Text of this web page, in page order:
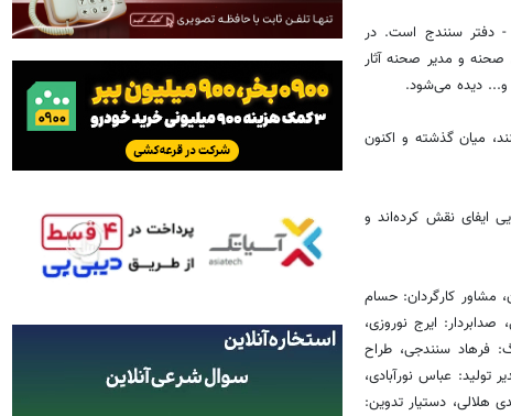
- دفتر سنندج است. در
صحنه و مدیر صحنه آثار
و... دیده می‌شود.
میان گذشته و اکنون
ایفای نقش کرده‌اند و
مشاور کارگردان: حسام
ایرج نوروزی،
فرهاد سنندجی، طراح
تولید: عباس نورآبادی،
هلالی، دستیار تدوین: